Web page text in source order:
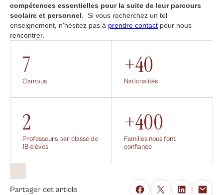
compétences essentielles pour la suite de leur parcours
scolaire et personnel . Si vous recherchez un tel
enseignement, n'hésitez pas à prendre contact pour nous
rencontrer.
7
Campus
+40
Nationalités
2
Professeurs par classe de
18 élèves
+400
Familles nous font
confiance
Partager cet article